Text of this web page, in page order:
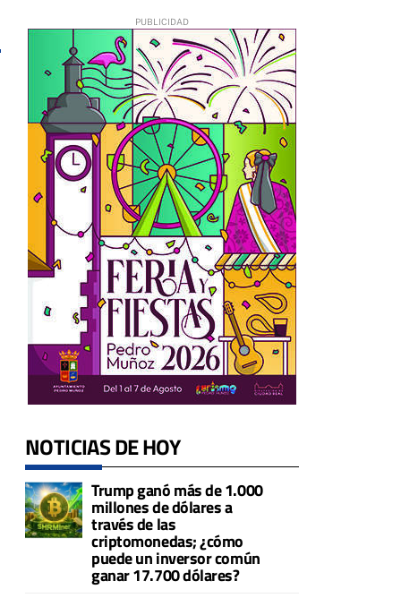
NOTICIAS DE HOY
Trump ganó más de 1.000
millones de dólares a
través de las
criptomonedas; ¿cómo
puede un inversor común
ganar 17.700 dólares?